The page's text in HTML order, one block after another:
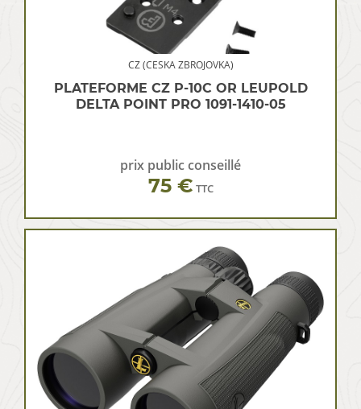
CZ (CESKA ZBROJOVKA)
PLATEFORME CZ P-10C OR LEUPOLD
DELTA POINT PRO 1091-1410-05
prix public conseillé
75 € TTC